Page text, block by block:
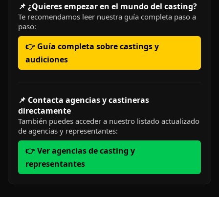
📌 ¿Quieres empezar en el mundo del casting?
Te recomendamos leer nuestra guía completa paso a
paso:
👉 Guía completa sobre castings y
audiciones
📌 Contacta agencias y castineras
directamente
También puedes acceder a nuestro listado actualizado
de agencias y representantes:
👉 Ver agencias de casting y
representantes